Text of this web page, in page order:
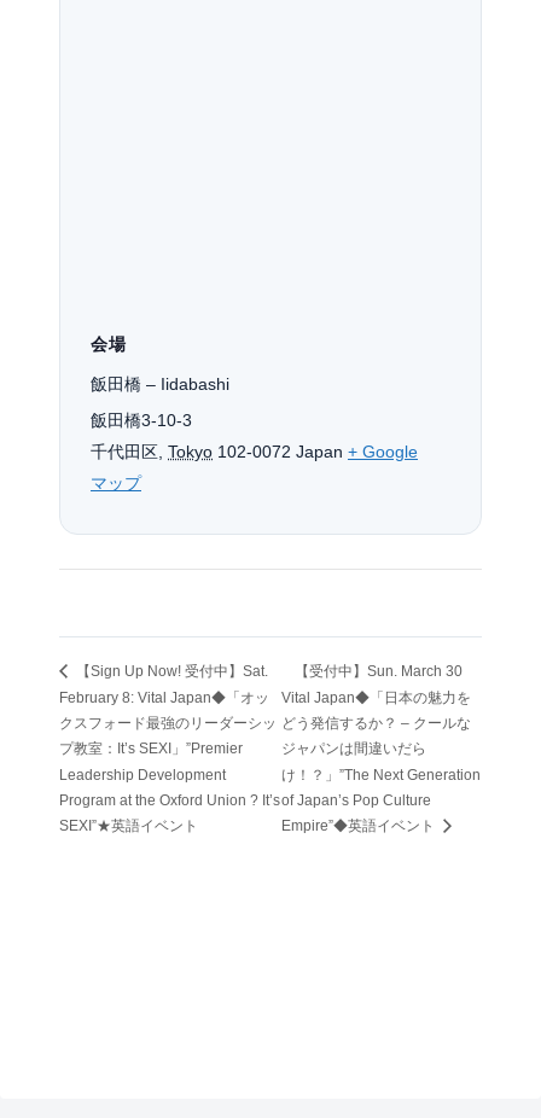
会場
飯田橋 – Iidabashi
飯田橋3-10-3
千代田区 Tokyo 102-0072 Japan + Google
マップ
【Sign Up Now! 受付中】Sat.
February 8: Vital Japan◆「オッ
クスフォード最強のリーダーシッ
プ教室：It’s SEXI」”Premier
Leadership Development
Program at the Oxford Union ? It’s
SEXI”★英語イベント
【受付中】Sun. March 30
Vital Japan◆「日本の魅力を
どう発信するか？ – クールな
ジャパンは間違いだら
け！？」”The Next Generation
of Japan’s Pop Culture
Empire”◆英語イベント